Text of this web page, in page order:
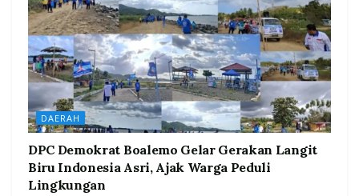
DAERAH
DPC Demokrat Boalemo Gelar Gerakan Langit
Biru Indonesia Asri, Ajak Warga Peduli
Lingkungan